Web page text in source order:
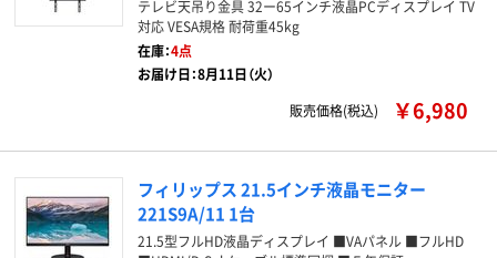
テレビ天吊り金具 32ー65インチ液晶PCディスプレイ TV
対応 VESA規格 耐荷重45kg
在庫：4点
お届け日：8月11日（火）
販売価格(税込)
￥6,980
フィリップス 21.5インチ液晶モニター
221S9A/11 1台
21.5型フルHD液晶ディスプレイ ■VAパネル ■フルHD